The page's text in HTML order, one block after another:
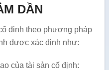
DẦN
định theo phương pháp
được xác định như:
của tài sản cố định: